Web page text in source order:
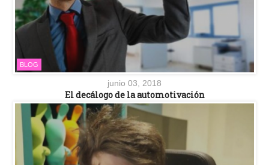
BLOG
junio 03, 2018
El decálogo de la automotivación